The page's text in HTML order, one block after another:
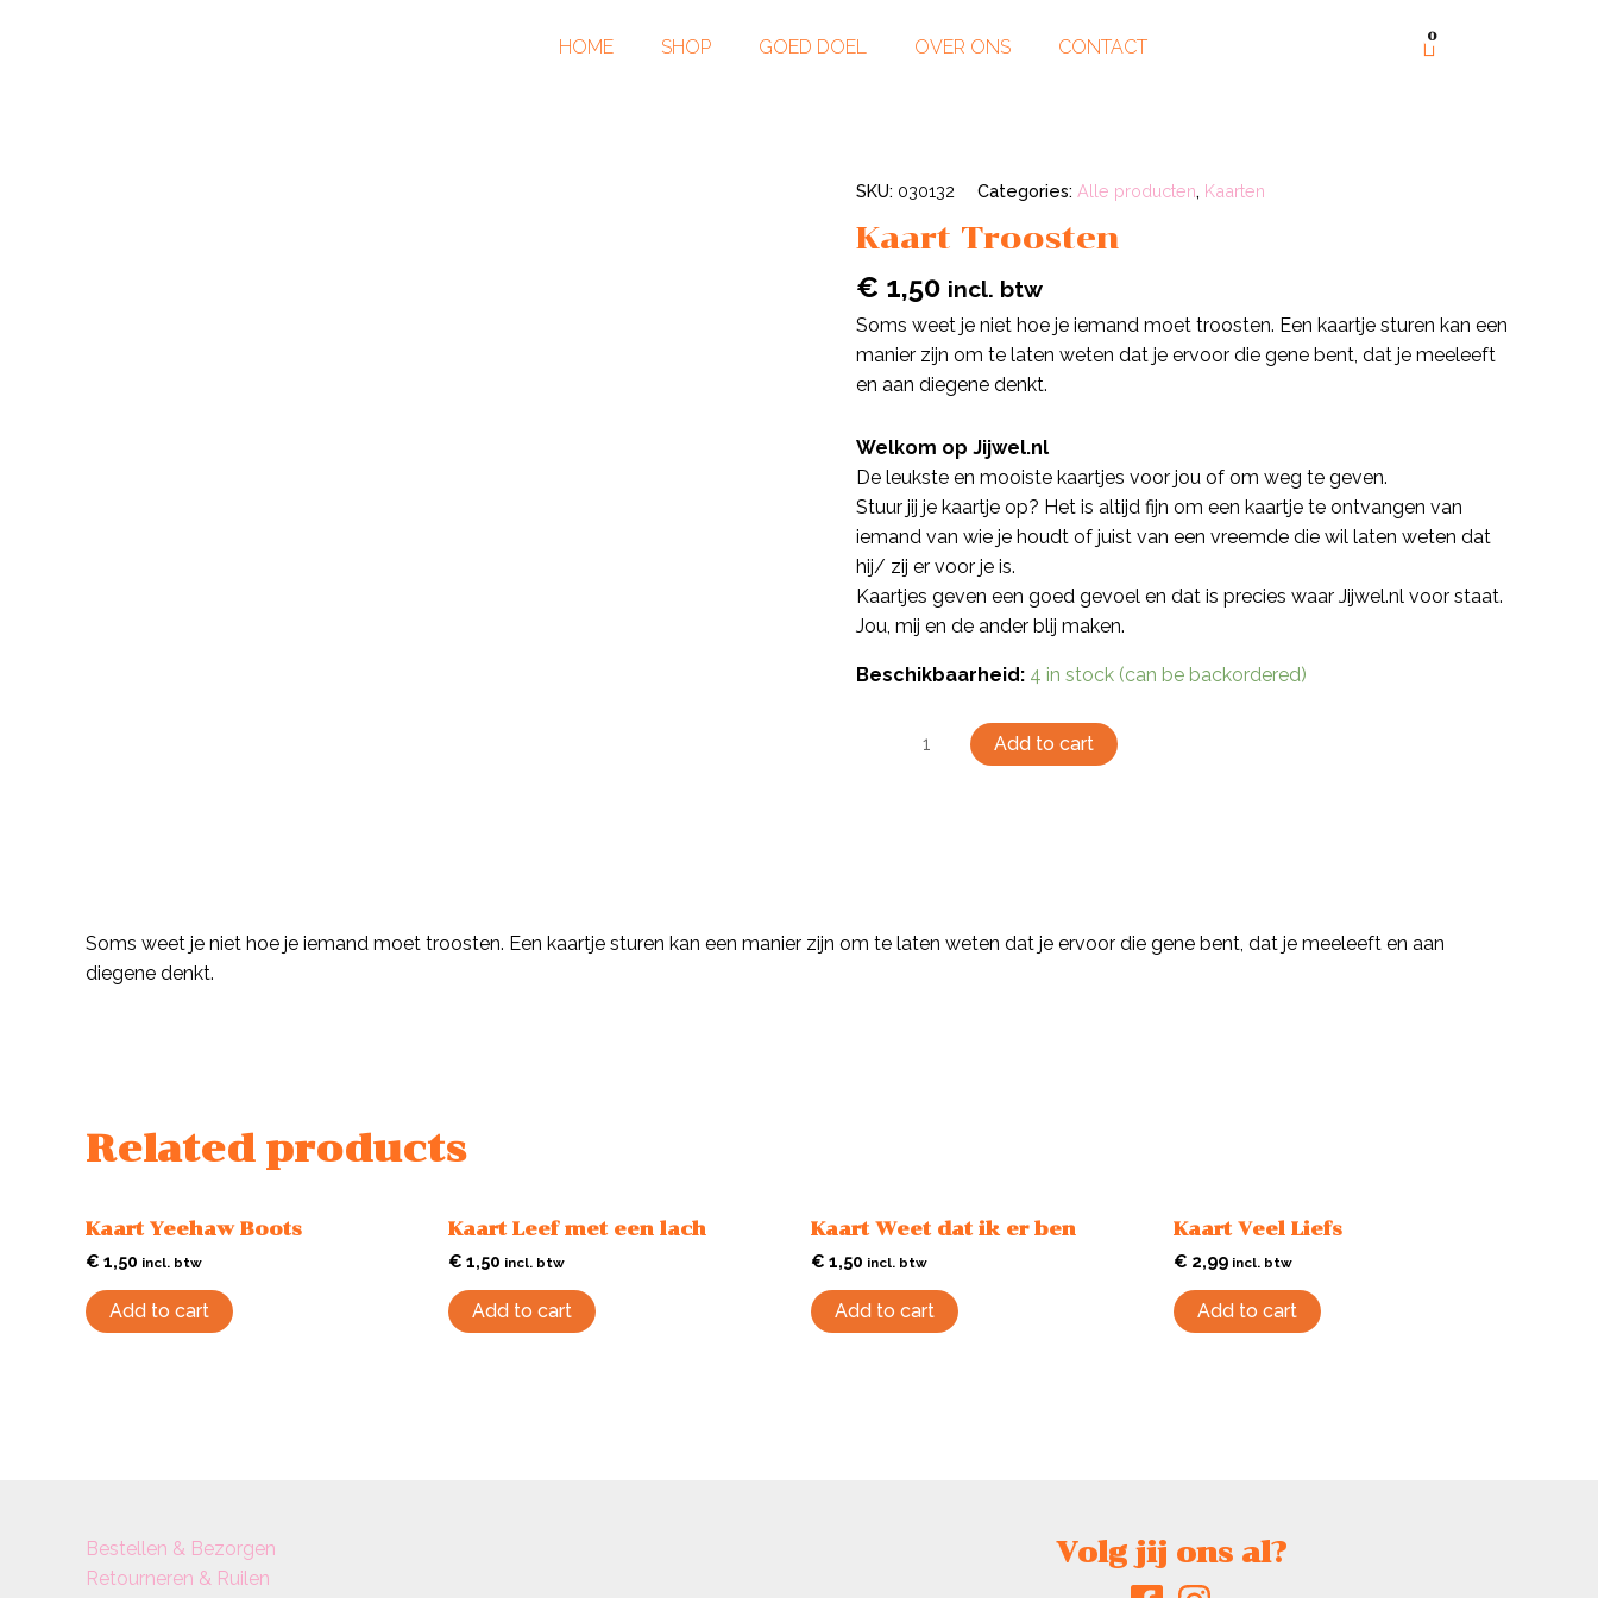
HOME SHOP GOED DOEL OVER ONS CONTACT 0
SKU: 030132 Categories: Alle producten, Kaarten
Kaart Troosten
€ 1,50 incl. btw
Soms weet je niet hoe je iemand moet troosten. Een kaartje sturen kan een
manier zijn om te laten weten dat je ervoor die gene bent, dat je meeleeft
en aan diegene denkt.
Welkom op Jijwel.nl
De leukste en mooiste kaartjes voor jou of om weg te geven.
Stuur jij je kaartje op? Het is altijd fijn om een kaartje te ontvangen van
iemand van wie je houdt of juist van een vreemde die wil laten weten dat
hij/ zij er voor je is.
Kaartjes geven een goed gevoel en dat is precies waar Jijwel.nl voor staat.
Jou, mij en de ander blij maken.
Beschikbaarheid: 4 in stock (can be backordered)
Add to cart
Soms weet je niet hoe je iemand moet troosten. Een kaartje sturen kan een manier zijn om te laten weten dat je ervoor die gene bent, dat je meeleeft en aan
diegene denkt.
Related products
Kaart Yeehaw Boots
€ 1,50 incl. btw
Add to cart
Kaart Leef met een lach
€ 1,50 incl. btw
Add to cart
Kaart Weet dat ik er ben
€ 1,50 incl. btw
Add to cart
Kaart Veel Liefs
€ 2,99 incl. btw
Add to cart
Bestellen & Bezorgen
Retourneren & Ruilen
Volg jij ons al?